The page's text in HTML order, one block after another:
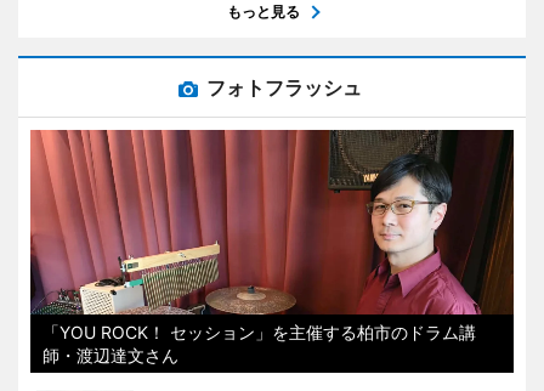
もっと見る
フォトフラッシュ
「YOU ROCK！ セッション」を主催する柏市のドラム講
師・渡辺達文さん